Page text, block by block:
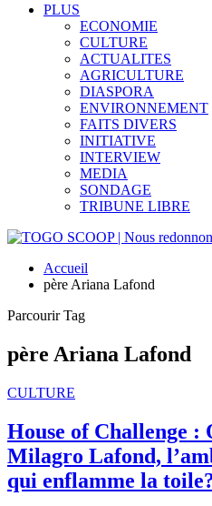
PLUS
ECONOMIE
CULTURE
ACTUALITES
AGRICULTURE
DIASPORA
ENVIRONNEMENT
FAITS DIVERS
INITIATIVE
INTERVIEW
MEDIA
SONDAGE
TRIBUNE LIBRE
Accueil
père Ariana Lafond
Parcourir Tag
père Ariana Lafond
CULTURE
House of Challenge :
Milagro Lafond,
qui enflamme la